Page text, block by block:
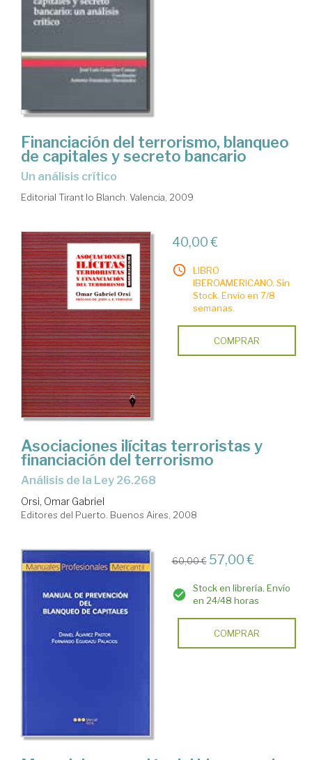
Financiación del terrorismo, blanqueo
de capitales y secreto bancario
un análisis crítico
Editorial Tirant lo Blanch. Valencia, 2009
40,00 €
LIBRO
IBEROAMERICANO. Sin
Stock. Envío en 7/8
semanas.
COMPRAR
Asociaciones ilícitas terroristas y
financiación del terrorismo
análisis de la Ley 26.268
Orsi, Omar Gabriel
Editores del Puerto. Buenos Aires, 2008
60,00 € 57,00 €
Stock en librería. Envío
en 24/48 horas
COMPRAR